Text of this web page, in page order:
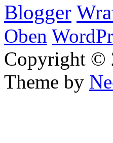
Blogger
Oben
Copyright ©
Theme by